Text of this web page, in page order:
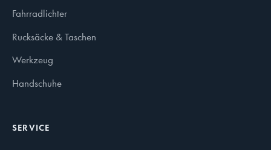
Fahrradlichter
Rucksäcke & Taschen
Werkzeug
Handschuhe
SERVICE